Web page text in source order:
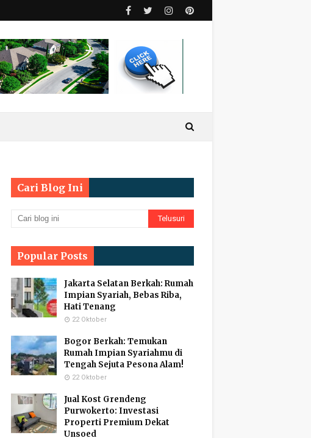
Cari Blog Ini
Popular Posts
Jakarta Selatan Berkah: Rumah
Impian Syariah, Bebas Riba,
Hati Tenang
22 Oktober
Bogor Berkah: Temukan
Rumah Impian Syariahmu di
Tengah Sejuta Pesona Alam!
22 Oktober
Jual Kost Grendeng
Purwokerto: Investasi
Properti Premium Dekat
Unsoed